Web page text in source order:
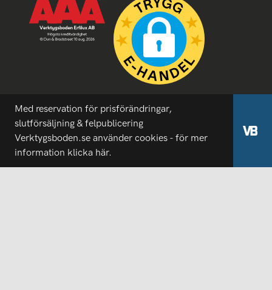
Med reservation för prisförändringar,
slutförsäljning & felpublicering
Verktygsboden.se använder cookies - för mer
information klicka här.